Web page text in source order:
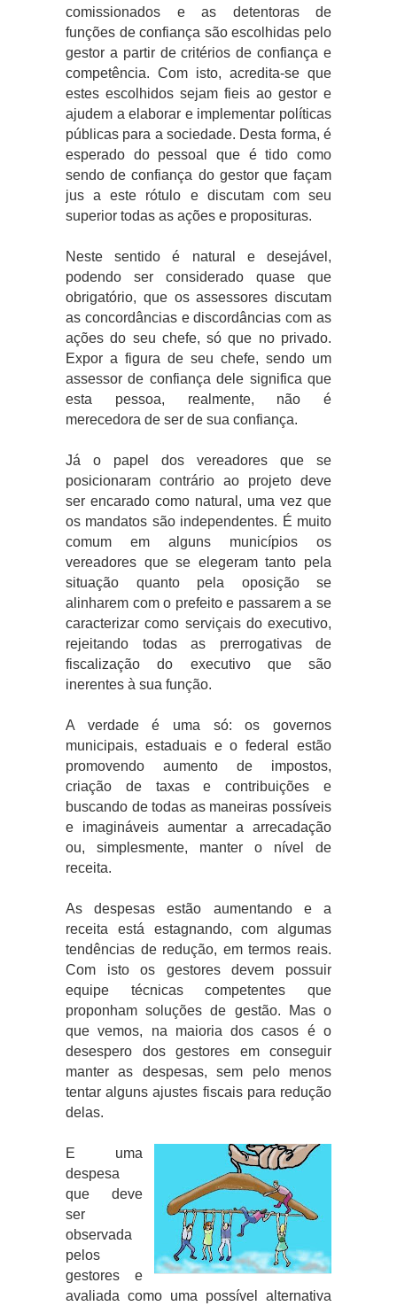
comissionados e as detentoras de
funções de confiança são escolhidas pelo
gestor a partir de critérios de confiança e
competência. Com isto, acredita-se que
estes escolhidos sejam fieis ao gestor e
ajudem a elaborar e implementar políticas
públicas para a sociedade. Desta forma, é
esperado do pessoal que é tido como
sendo de confiança do gestor que façam
jus a este rótulo e discutam com seu
superior todas as ações e proposituras.
Neste sentido é natural e desejável,
podendo ser considerado quase que
obrigatório, que os assessores discutam
as concordâncias e discordâncias com as
ações do seu chefe, só que no privado.
Expor a figura de seu chefe, sendo um
assessor de confiança dele significa que
esta pessoa, realmente, não é
merecedora de ser de sua confiança.
Já o papel dos vereadores que se
posicionaram contrário ao projeto deve
ser encarado como natural, uma vez que
os mandatos são independentes. É muito
comum em alguns municípios os
vereadores que se elegeram tanto pela
situação quanto pela oposição se
alinharem com o prefeito e passarem a se
caracterizar como serviçais do executivo,
rejeitando todas as prerrogativas de
fiscalização do executivo que são
inerentes à sua função.
A verdade é uma só: os governos
municipais, estaduais e o federal estão
promovendo aumento de impostos,
criação de taxas e contribuições e
buscando de todas as maneiras possíveis
e imagináveis aumentar a arrecadação
ou, simplesmente, manter o nível de
receita.
As despesas estão aumentando e a
receita está estagnando, com algumas
tendências de redução, em termos reais.
Com isto os gestores devem possuir
equipe técnicas competentes que
proponham soluções de gestão. Mas o
que vemos, na maioria dos casos é o
desespero dos gestores em conseguir
manter as despesas, sem pelo menos
tentar alguns ajustes fiscais para redução
delas.
E uma
despesa
que deve
ser
observada
pelos
gestores e
avaliada como uma possível alternativa